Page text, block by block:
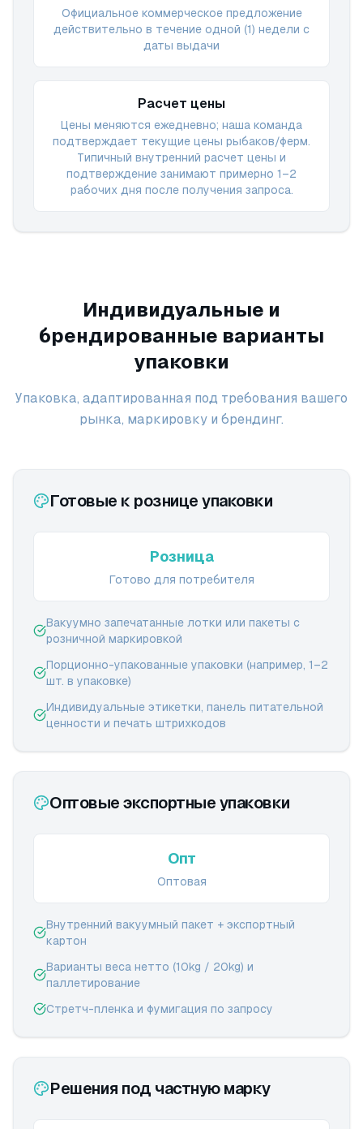
Официальное коммерческое предложение
действительно в течение одной (1) недели с
даты выдачи
Расчет цены
Цены меняются ежедневно; наша команда
подтверждает текущие цены рыбаков/ферм.
Типичный внутренний расчет цены и
подтверждение занимают примерно 1–2
рабочих дня после получения запроса.
Индивидуальные и
брендированные варианты
упаковки
Упаковка, адаптированная под требования вашего
рынка, маркировку и брендинг.
Готовые к рознице упаковки
Розница
Готово для потребителя
Вакуумно запечатанные лотки или пакеты с
розничной маркировкой
Порционно-упакованные упаковки (например, 1–2
шт. в упаковке)
Индивидуальные этикетки, панель питательной
ценности и печать штрихкодов
Оптовые экспортные упаковки
Опт
Оптовая
Внутренний вакуумный пакет + экспортный
картон
Варианты веса нетто (10kg / 20kg) и
паллетирование
Стретч-пленка и фумигация по запросу
Решения под частную марку